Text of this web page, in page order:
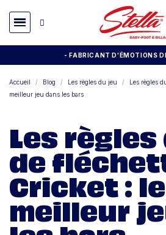
- FABRICANT D'ÉMOTIONS
Accueil Blog Les règles du jeu
Les règles
meilleur jeu dans les bars
Les
de
Cricket : le
meilleur